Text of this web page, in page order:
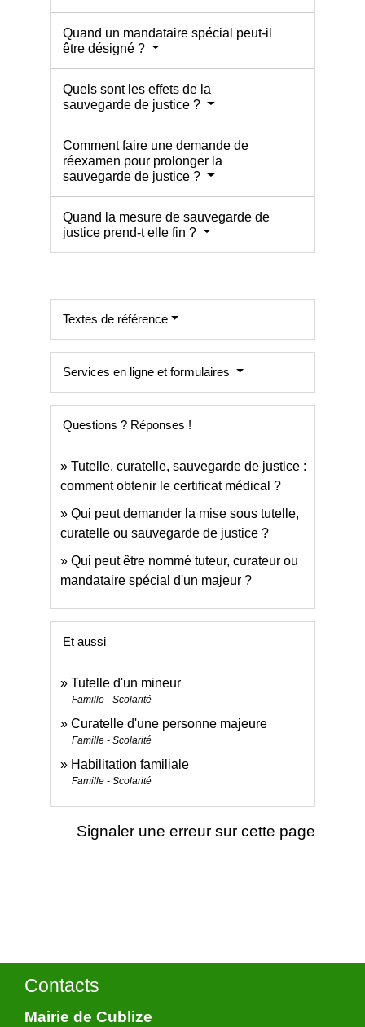
Quand un mandataire spécial peut-il
être désigné ?
Quels sont les effets de la
sauvegarde de justice ?
Comment faire une demande de
réexamen pour prolonger la
sauvegarde de justice ?
Quand la mesure de sauvegarde de
justice prend-t elle fin ?
Textes de référence
Services en ligne et formulaires
Questions ? Réponses !
Tutelle, curatelle, sauvegarde de justice :
comment obtenir le certificat médical ?
Qui peut demander la mise sous tutelle,
curatelle ou sauvegarde de justice ?
Qui peut être nommé tuteur, curateur ou
mandataire spécial d'un majeur ?
Et aussi
Tutelle d'un mineur
Famille - Scolarité
Curatelle d'une personne majeure
Famille - Scolarité
Habilitation familiale
Famille - Scolarité
Signaler une erreur sur cette page
Contacts
Mairie de Cublize